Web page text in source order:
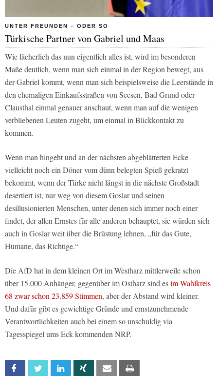
UNTER FREUNDEN – ODER SO
Türkische Partner von Gabriel und Maas
Wie lächerlich das nun eigentlich alles ist, wird im besonderen
Maße deutlich, wenn man sich einmal in der Region bewegt, aus
der Gabriel kommt, wenn man sich beispielsweise die Leerstände in
den ehemaligen Einkaufsstraßen von Seesen, Bad Grund oder
Clausthal einmal genauer anschaut, wenn man auf die wenigen
verbliebenen Leuten zugeht, um einmal in Blickkontakt zu
kommen.
Wenn man hingeht und an der nächsten abgeblätterten Ecke
vielleicht noch ein Döner vom dünn belegten Spieß gekratzt
bekommt, wenn der Türke nicht längst in die nächste Großstadt
desertiert ist, nur weg von diesem Goslar und seinen
desillusionierten Menschen, unter denen sich immer noch einer
findet, der allen Ernstes für alle anderen behauptet, sie würden sich
auch in Goslar weit über die Brüstung lehnen, „für das Gute,
Humane, das Richtige.“
Die AfD hat in dem kleinen Ort im Westharz mittlerweile schon
über 15.000 Anhänger, gegenüber im Ostharz sind esim Wahlkreis
68 zwar schon 23.859 Stimmen, aber der Abstand wird kleiner.
Und dafür gibt es gewichtige Gründe und ernstzunehmende
Verantwortlichkeiten auch bei einem so unschuldig via
Tagesspiegel ums Eck kommenden NRP.
Facebook Twitter Linkedin Xing Email